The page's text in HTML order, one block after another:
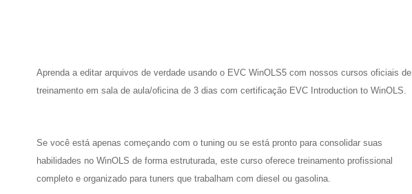
Aprenda a editar arquivos de verdade usando o EVC WinOLS5 com nossos cursos oficiais de
treinamento em sala de aula/oficina de 3 dias com certificação EVC Introduction to WinOLS.
Se você está apenas começando com o tuning ou se está pronto para consolidar suas
habilidades no WinOLS de forma estruturada, este curso oferece treinamento profissional
completo e organizado para tuners que trabalham com diesel ou gasolina.